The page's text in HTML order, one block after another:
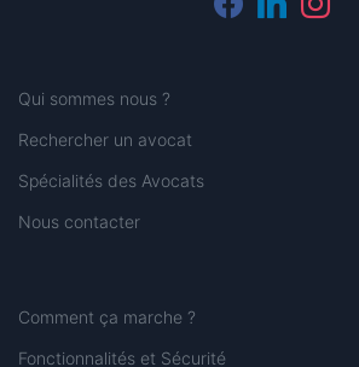
Qui sommes nous ?
Rechercher un avocat
Spécialités des Avocats
Nous contacter
Comment ça marche ?
Fonctionnalités et Sécurité